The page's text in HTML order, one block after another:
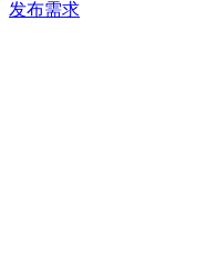
发布需求